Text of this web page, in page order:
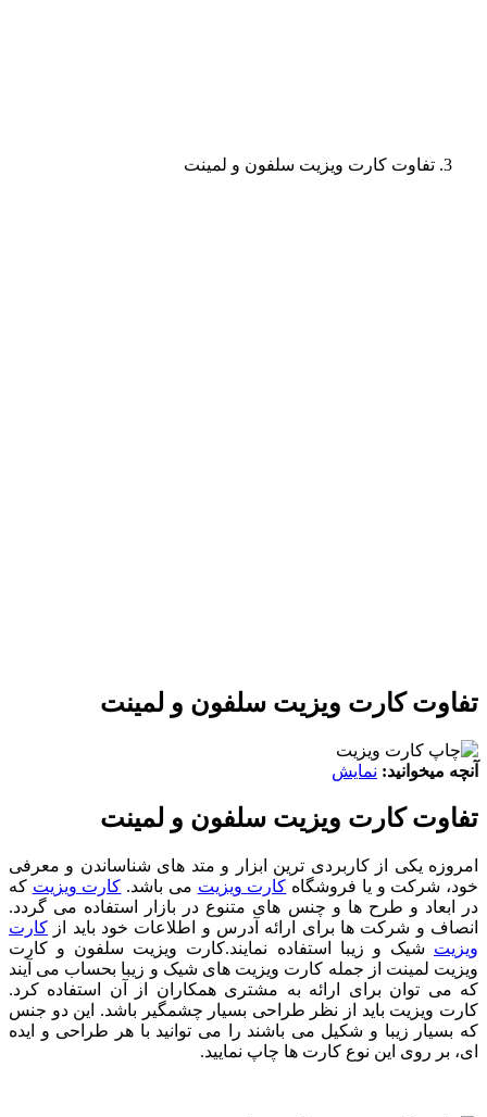
تفاوت کارت ویزیت سلفون و لمینت
تفاوت کارت ویزیت سلفون و لمینت
آنچه میخوانید: نمایش
تفاوت کارت ویزیت سلفون و لمینت
امروزه یکی از کاربردی ترین ابزار و متد های شناساندن و معرفی
خود، شرکت و یا فروشگاه کارت ویزیت می باشد. کارت ویزیت که
در ابعاد و طرح ها و چنس های متنوع در بازار استفاده می گردد.
انصاف و شرکت ها برای ارائه آدرس و اطلاعات خود باید از کارت
ویزیت شیک و زیبا استفاده نمایند.کارت ویزیت سلفون و کارت
ویزیت لمینت از جمله کارت ویزیت های شیک و زیبا بحساب می آیند
که می توان برای ارائه به مشتری همکاران از آن استفاده کرد.
کارت ویزیت باید از نظر طراحی بسیار چشمگیر باشد. این دو جنس
که بسیار زیبا و شکیل می باشند را می توانید با هر طراحی و ایده
ای، بر روی این نوع کارت ها چاپ نمایید.